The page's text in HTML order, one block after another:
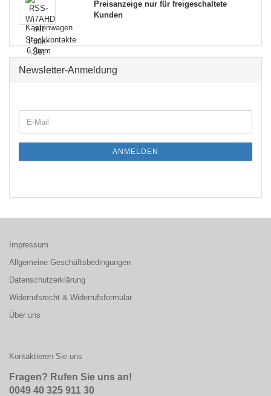
Preisanzeige nur für freigeschaltete
Kunden
Newsletter-Anmeldung
ANMELDEN
Impressum
Allgemeine Geschäftsbedingungen
Datenschutzerklärung
Widerrufsrecht & Widerrufsformular
Über uns
Kontaktieren Sie uns
Fragen? Rufen Sie uns an!
0049 40 325 911 30